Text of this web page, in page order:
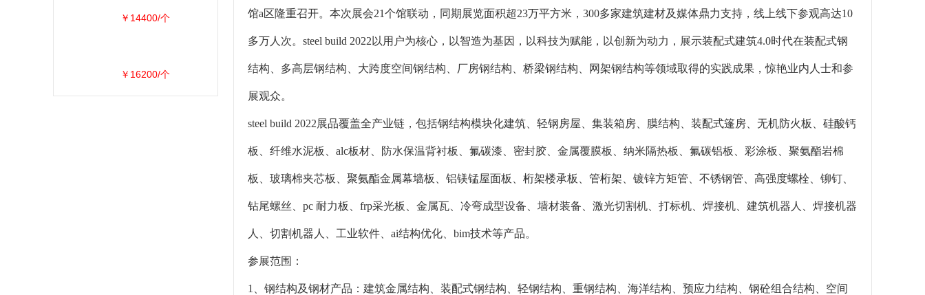
馆a区隆重召开。本次展会21个馆联动，同期展览面积超23万平方米，300多家建筑建材及媒体鼎力支持，线上线下参观高达10
多万人次。steel build 2022以用户为核心，以智造为基因，以科技为赋能，以创新为动力，展示装配式建筑4.0时代在装配式钢
结构、多高层钢结构、大跨度空间钢结构、厂房钢结构、桥梁钢结构、网架钢结构等领域取得的实践成果，惊艳业内人士和参
展观众。
steel build 2022展品覆盖全产业链，包括钢结构模块化建筑、轻钢房屋、集装箱房、膜结构、装配式篷房、无机防火板、硅酸钙
板、纤维水泥板、alc板材、防水保温背衬板、氟碳漆、密封胶、金属覆膜板、纳米隔热板、氟碳铝板、彩涂板、聚氨酯岩棉
板、玻璃棉夹芯板、聚氨酯金属幕墙板、铝镁锰屋面板、桁架楼承板、管桁架、镀锌方矩管、不锈钢管、高强度螺栓、铆钉、
钻尾螺丝、pc 耐力板、frp采光板、金属瓦、冷弯成型设备、墙材装备、激光切割机、打标机、焊接机、建筑机器人、焊接机器
人、切割机器人、工业软件、ai结构优化、bim技术等产品。
参展范围：
1、钢结构及钢材产品：建筑金属结构、装配式钢结构、轻钢结构、重钢结构、海洋结构、预应力结构、钢砼组合结构、空间
￥14400/个
￥16200/个